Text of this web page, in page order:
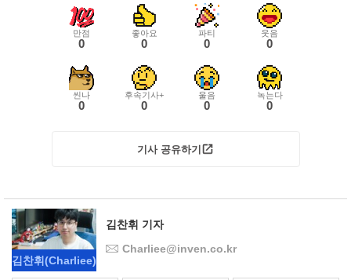
만점
0
좋아요
0
파티
0
웃음
0
씬나
0
후속기사+
0
울음
0
녹는다
0
기사 공유하기
김찬휘(Charliee)
김찬휘 기자
Charliee@inven.co.kr